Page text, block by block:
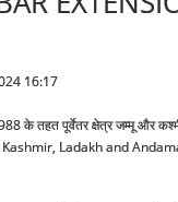
16:17
के तहत पूर्वेतर क्षेत्र जम्मू
Ladakh and